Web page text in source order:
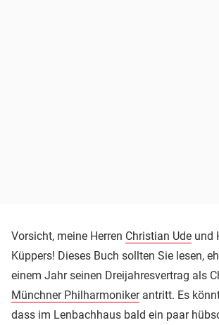
Vorsicht, meine Herren Christian Ude und
Küppers! Dieses Buch sollten Sie lesen,
einem Jahr seinen Dreijahresvertrag als
Münchner Philharmonikerantritt. Es
dass im Lenbachhaus bald ein paar